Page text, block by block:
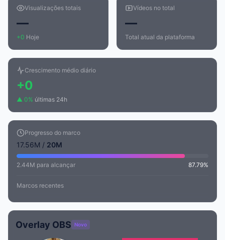
Visualizações totais
—
+0 Hoje
Vídeos no total
—
Total atual da plataforma
Crescimento médio diário
+0
▲ 0% últimas 24h
Progresso do marco
17.56M / 20M
2.44M para alcançar 87.79%
Marcos recentes
Overlay OBS Novo